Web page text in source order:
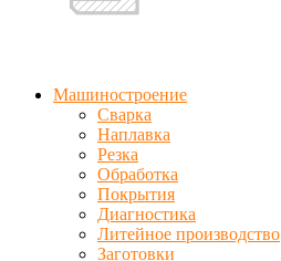
Машиностроение
Сварка
Наплавка
Резка
Обработка
Покрытия
Диагностика
Литейное производство
Заготовки